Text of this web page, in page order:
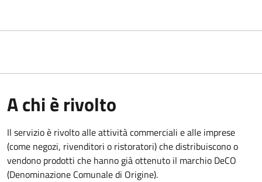
A chi è rivolto
Il servizio è rivolto alle attività commerciali e alle imprese
(come negozi, rivenditori o ristoratori) che distribuiscono o
vendono prodotti che hanno già ottenuto il marchio DeCO
(Denominazione Comunale di Origine).